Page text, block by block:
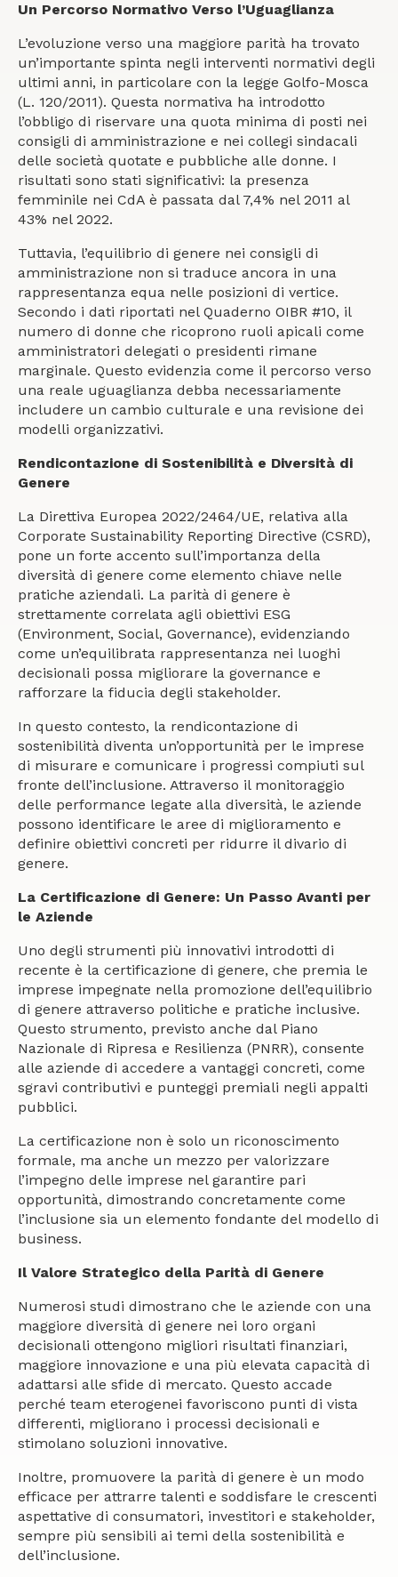
Un Percorso Normativo Verso l’Uguaglianza
L’evoluzione verso una maggiore parità ha trovato
un’importante spinta negli interventi normativi degli
ultimi anni, in particolare con la legge Golfo-Mosca
(L. 120/2011). Questa normativa ha introdotto
l’obbligo di riservare una quota minima di posti nei
consigli di amministrazione e nei collegi sindacali
delle società quotate e pubbliche alle donne. I
risultati sono stati significativi: la presenza
femminile nei CdA è passata dal 7,4% nel 2011 al
43% nel 2022.
Tuttavia, l’equilibrio di genere nei consigli di
amministrazione non si traduce ancora in una
rappresentanza equa nelle posizioni di vertice.
Secondo i dati riportati nel Quaderno OIBR #10, il
numero di donne che ricoprono ruoli apicali come
amministratori delegati o presidenti rimane
marginale. Questo evidenzia come il percorso verso
una reale uguaglianza debba necessariamente
includere un cambio culturale e una revisione dei
modelli organizzativi.
Rendicontazione di Sostenibilità e Diversità di
Genere
La Direttiva Europea 2022/2464/UE, relativa alla
Corporate Sustainability Reporting Directive (CSRD),
pone un forte accento sull’importanza della
diversità di genere come elemento chiave nelle
pratiche aziendali. La parità di genere è
strettamente correlata agli obiettivi ESG
(Environment, Social, Governance), evidenziando
come un’equilibrata rappresentanza nei luoghi
decisionali possa migliorare la governance e
rafforzare la fiducia degli stakeholder.
In questo contesto, la rendicontazione di
sostenibilità diventa un’opportunità per le imprese
di misurare e comunicare i progressi compiuti sul
fronte dell’inclusione. Attraverso il monitoraggio
delle performance legate alla diversità, le aziende
possono identificare le aree di miglioramento e
definire obiettivi concreti per ridurre il divario di
genere.
La Certificazione di Genere: Un Passo Avanti per
le Aziende
Uno degli strumenti più innovativi introdotti di
recente è la certificazione di genere, che premia le
imprese impegnate nella promozione dell’equilibrio
di genere attraverso politiche e pratiche inclusive.
Questo strumento, previsto anche dal Piano
Nazionale di Ripresa e Resilienza (PNRR), consente
alle aziende di accedere a vantaggi concreti, come
sgravi contributivi e punteggi premiali negli appalti
pubblici.
La certificazione non è solo un riconoscimento
formale, ma anche un mezzo per valorizzare
l’impegno delle imprese nel garantire pari
opportunità, dimostrando concretamente come
l’inclusione sia un elemento fondante del modello di
business.
Il Valore Strategico della Parità di Genere
Numerosi studi dimostrano che le aziende con una
maggiore diversità di genere nei loro organi
decisionali ottengono migliori risultati finanziari,
maggiore innovazione e una più elevata capacità di
adattarsi alle sfide di mercato. Questo accade
perché team eterogenei favoriscono punti di vista
differenti, migliorano i processi decisionali e
stimolano soluzioni innovative.
Inoltre, promuovere la parità di genere è un modo
efficace per attrarre talenti e soddisfare le crescenti
aspettative di consumatori, investitori e stakeholder,
sempre più sensibili ai temi della sostenibilità e
dell’inclusione.